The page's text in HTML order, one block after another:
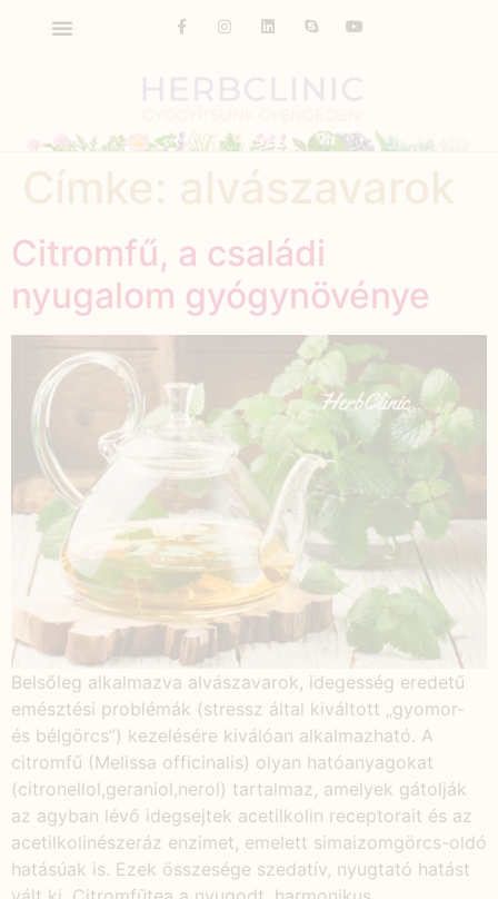
Citromfű, a családi
nyugalom gyógynövénye
Belsőleg alkalmazva alvászavarok, idegesség eredetű
emésztési problémák (stressz által kiváltott „gyomor-
és bélgörcs”) kezelésére kiválóan alkalmazható. A
citromfű (Melissa officinalis) olyan hatóanyagokat
(citronellol,geraniol,nerol) tartalmaz, amelyek gátolják
az agyban lévő idegsejtek acetilkolin receptorait és az
acetilkolinészeráz enzimet, emelett simaizomgörcs-oldó
hatásúak is. Ezek összesége szedatív, nyugtató hatást